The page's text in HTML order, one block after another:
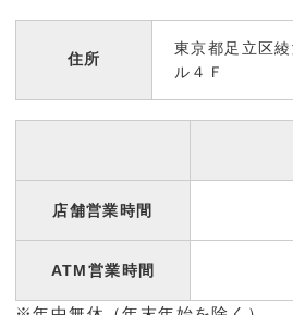
住所
東京都足立区
ル４Ｆ
店舗営業時間
ATM営業時間